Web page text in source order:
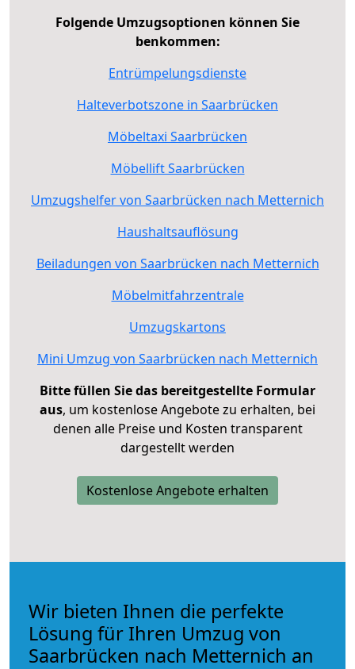
Folgende Umzugsoptionen können Sie
benkommen:
Entrümpelungsdienste
Halteverbotszone in Saarbrücken
Möbeltaxi Saarbrücken
Möbellift Saarbrücken
Umzugshelfer von Saarbrücken nach Metternich
Haushaltsauflösung
Beiladungen von Saarbrücken nach Metternich
Möbelmitfahrzentrale
Umzugskartons
Mini Umzug von Saarbrücken nach Metternich
Bitte füllen Sie das bereitgestellte Formular
aus, um kostenlose Angebote zu erhalten, bei
denen alle Preise und Kosten transparent
dargestellt werden
Kostenlose Angebote erhalten
Wir bieten Ihnen die perfekte
Lösung für Ihren Umzug von
Saarbrücken nach Metternich an